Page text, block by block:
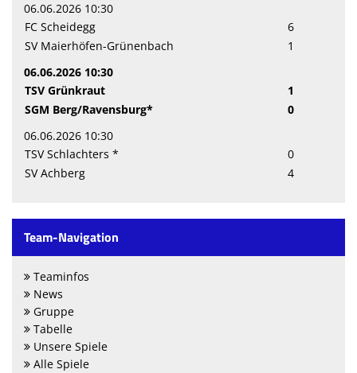
06.06.2026 10:30
FC Scheidegg
6
SV Maierhöfen-Grünenbach
1
06.06.2026 10:30
TSV Grünkraut
1
SGM Berg/Ravensburg*
0
06.06.2026 10:30
TSV Schlachters *
0
SV Achberg
4
Team-Navigation
Teaminfos
News
Gruppe
Tabelle
Unsere Spiele
Alle Spiele